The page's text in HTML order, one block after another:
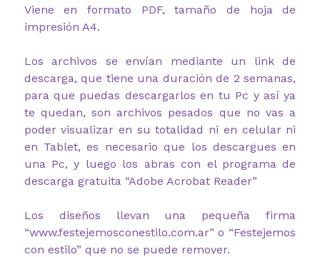
Viene en formato PDF, tamaño de hoja de
impresión A4.
Los archivos se envían mediante un link de
descarga, que tiene una duración de 2 semanas,
para que puedas descargarlos en tu Pc y así ya
te quedan, son archivos pesados que no vas a
poder visualizar en su totalidad ni en celular ni
en Tablet, es necesario que los descargues en
una Pc, y luego los abras con el programa de
descarga gratuita “Adobe Acrobat Reader”
Los diseños llevan una pequeña firma
“www.festejemosconestilo.com.ar” o “Festejemos
con estilo” que no se puede remover.